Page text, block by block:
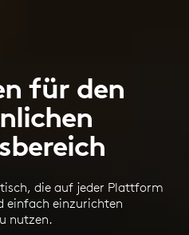
für den
die auf jeder Plattform
einfach einzurichten
nutzen.